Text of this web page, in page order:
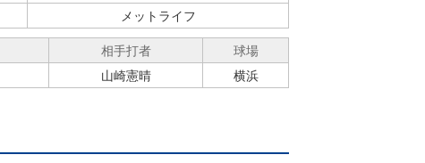
メットライフ
相手打者
球場
山崎憲晴 横浜